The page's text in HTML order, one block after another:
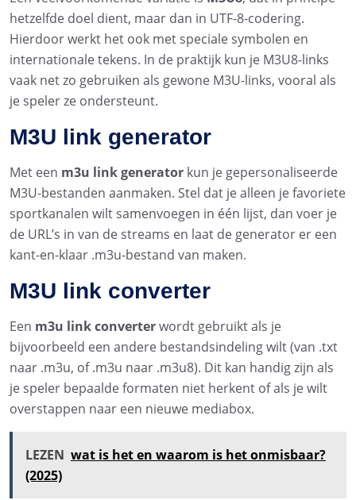
hetzelfde doel dient, maar dan in UTF-8-codering.
Hierdoor werkt het ook met speciale symbolen en
internationale tekens. In de praktijk kun je M3U8-links
vaak net zo gebruiken als gewone M3U-links, vooral als
je speler ze ondersteunt.
M3U link generator
Met een m3u link generator kun je gepersonaliseerde
M3U-bestanden aanmaken. Stel dat je alleen je favoriete
sportkanalen wilt samenvoegen in één lijst, dan voer je
de URL’s in van de streams en laat de generator er een
kant-en-klaar .m3u-bestand van maken.
M3U link converter
Een m3u link converterwordt gebruikt als je
bijvoorbeeld een andere bestandsindeling wilt (van .txt
naar .m3u, of .m3u naar .m3u8). Dit kan handig zijn als
je speler bepaalde formaten niet herkent of als je wilt
overstappen naar een nieuwe mediabox.
LEZEN wat is het en waarom is het onmisbaar?
(2025)